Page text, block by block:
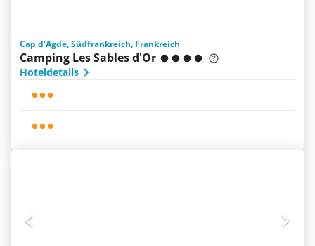
Cap d'Agde, Südfrankreich, Frankreich
Camping Les Sables d'Or
Hoteldetails